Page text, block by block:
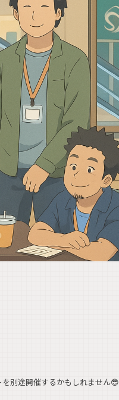
別途開催するかもしれません😎